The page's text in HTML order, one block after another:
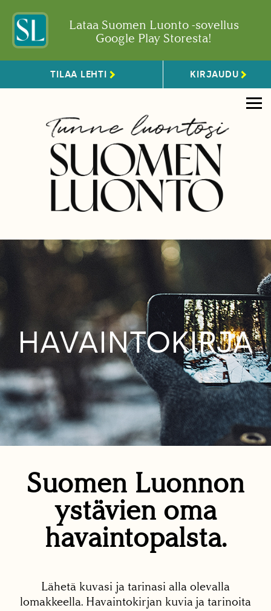
Lataa Suomen Luonto -sovellus
Google Play Storesta!
TILAA LEHTI KIRJAUDU
HAVAINTOKIRJA
Suomen Luonnon
ystävien oma
havaintopalsta.
Lähetä kuvasi ja tarinasi alla olevalla
lomakkeella. Havaintokirjan kuvia ja tarinoita